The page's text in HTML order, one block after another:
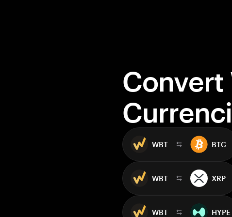
Convert
WBT BTC
WBT XRP
WBT HYPE